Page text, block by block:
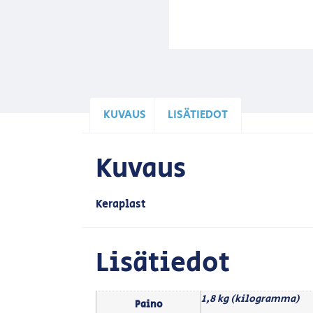
KUVAUS LISÄTIEDOT
Kuvaus
Keraplast
Lisätiedot
Paino 1,8 kg (kilogramma)